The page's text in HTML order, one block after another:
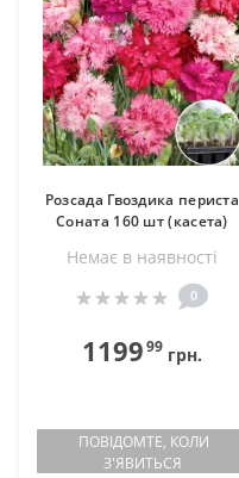
Розсада Гвоздика периста
Соната 160 шт (касета)
Немає в наявностi
0
119999 грн.
ПОВІДОМТЕ, КОЛИ
З'ЯВИТЬСЯ